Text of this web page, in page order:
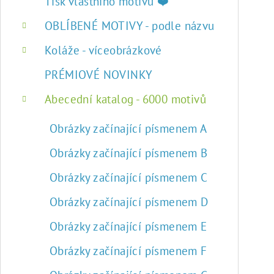
OBLÍBENÉ MOTIVY - podle názvu
Koláže - víceobrázkové
PRÉMIOVÉ NOVINKY
Abecední katalog - 6000 motivů
Obrázky začínající písmenem A
Obrázky začínající písmenem B
Obrázky začínající písmenem C
Obrázky začínající písmenem D
Obrázky začínající písmenem E
Obrázky začínající písmenem F